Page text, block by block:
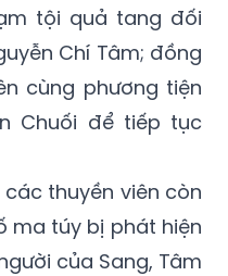
tội quả tang đối
Chí Tâm; đồng
cùng phương tiện
Chuối để tiếp tục
thuyền viên còn
ma túy bị phát hiện
của Sang, Tâm